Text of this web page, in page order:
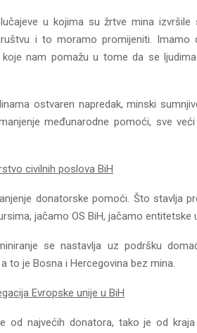
u kojima su žrtve mina
i to moramo promijeniti. Imamo
koje nam pomažu u tome da se
ostvaren napredak, minski
međunarodne pomoći, sve
civilnih poslova BiH
donatorske pomoći. Što stavlja
jačamo OS BiH, jačamo entitetske
se nastavlja uz podršku
to je Bosna i Hercegovina bez mina.
Evropske unije u BiH
od najvećih donatora, tako je od